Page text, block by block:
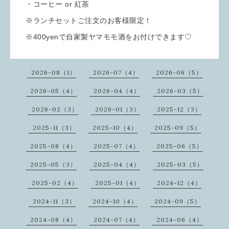
・コーヒー or 紅茶
※ランチセットご注文のお客様限定！
※400yenで自家製ヤマモモ酒をお付けできます♡
2026-08（1） 2026-07（4） 2026-06（5）
2026-05（4） 2026-04（4） 2026-03（5）
2026-02（3） 2026-01（3） 2025-12（3）
2025-11（3） 2025-10（4） 2025-09（5）
2025-08（4） 2025-07（4） 2025-06（5）
2025-05（3） 2025-04（4） 2025-03（5）
2025-02（4） 2025-01（4） 2024-12（4）
2024-11（3） 2024-10（4） 2024-09（5）
2024-08（4） 2024-07（4） 2024-06（4）